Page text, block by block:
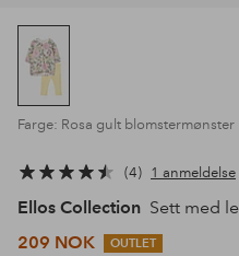
Farge: Rosa gult blomstermønster
4 1 anmeldelse
Ellos Collection Sett med
209 NOK
OUTLET